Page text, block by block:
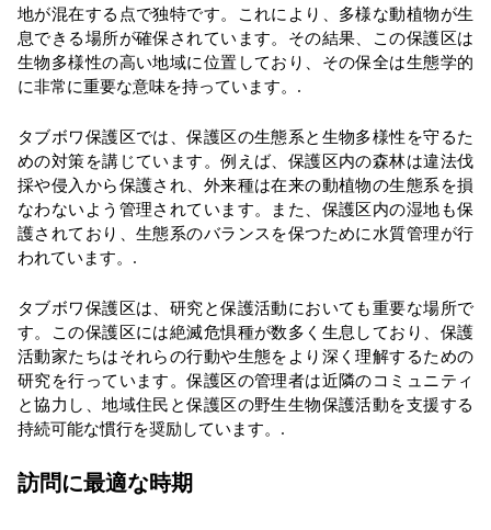
地が混在する点で独特です。これにより、多様な動植物が生
息できる場所が確保されています。その結果、この保護区は
生物多様性の高い地域に位置しており、その保全は生態学的
に非常に重要な意味を持っています。.
タブボワ保護区では、保護区の生態系と生物多様性を守るた
めの対策を講じています。例えば、保護区内の森林は違法伐
採や侵入から保護され、外来種は在来の動植物の生態系を損
なわないよう管理されています。また、保護区内の湿地も保
護されており、生態系のバランスを保つために水質管理が行
われています。.
タブボワ保護区は、研究と保護活動においても重要な場所で
す。この保護区には絶滅危惧種が数多く生息しており、保護
活動家たちはそれらの行動や生態をより深く理解するための
研究を行っています。保護区の管理者は近隣のコミュニティ
と協力し、地域住民と保護区の野生生物保護活動を支援する
持続可能な慣行を奨励しています。.
訪問に最適な時期